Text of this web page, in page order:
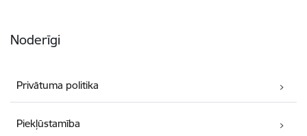
Noderīgi
Privātuma politika
Piekļūstamība